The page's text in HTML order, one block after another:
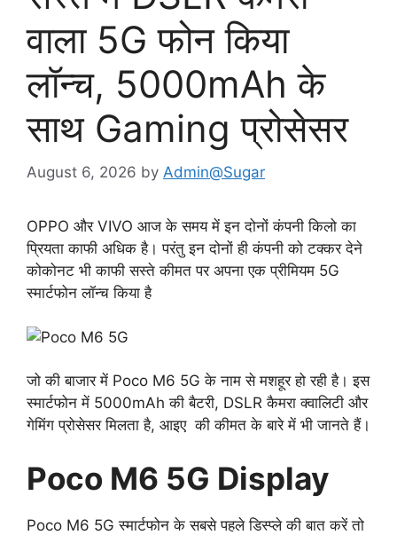
वाला 5G फोन किया
लॉन्च, 5000mAh के
साथ Gaming प्रोसेसर
August 6, 2026 by Admin@Sugar
OPPO और VIVO आज के समय में इन दोनों कंपनी किलो का
प्रियता काफी अधिक है। परंतु इन दोनों ही कंपनी को टक्कर देने
कोकोनट भी काफी सस्ते कीमत पर अपना एक प्रीमियम 5G
स्मार्टफोन लॉन्च किया है
जो की बाजार में Poco M6 5G के नाम से मशहूर हो रही है। इस
स्मार्टफोन में 5000mAh की बैटरी, DSLR कैमरा क्वालिटी और
गेमिंग प्रोसेसर मिलता है, आइए की कीमत के बारे में भी जानते हैं।
Poco M6 5G Display
Poco M6 5G स्मार्टफोन के सबसे पहले डिस्प्ले की बात करें तो